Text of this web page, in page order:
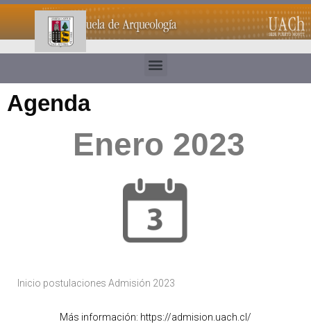
Agenda
Enero 2023
Inicio postulaciones Admisión 2023
Más información: https://admision.uach.cl/